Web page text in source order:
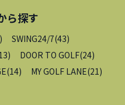
ら探す
) SWING24/7(43)
) DOOR TO GOLF(24)
(14) MY GOLF LANE(21)